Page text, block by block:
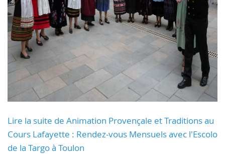
Lire la suite de Animation Provençale et Traditions au
Cours Lafayette : Rendez-vous Mensuels avec l'Escolo
de la Targo à Toulon